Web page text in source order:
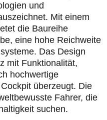
und
Mit einem
die Baureihe
eine hohe Reichweite
Das Design
mit Funktionalität,
hochwertige
überzeugt. Die
Fahrer, die
suchen.